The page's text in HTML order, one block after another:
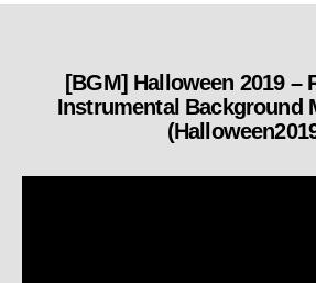
カ
テ
ゴ
ー
[BGM] Halloween 2019 –
Instrumental Background